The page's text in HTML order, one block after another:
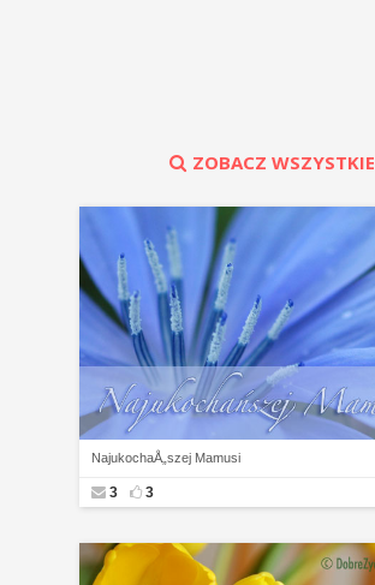
ZOBACZ WSZYSTKIE
NajukochaÅ„szej Mamusi
3 3